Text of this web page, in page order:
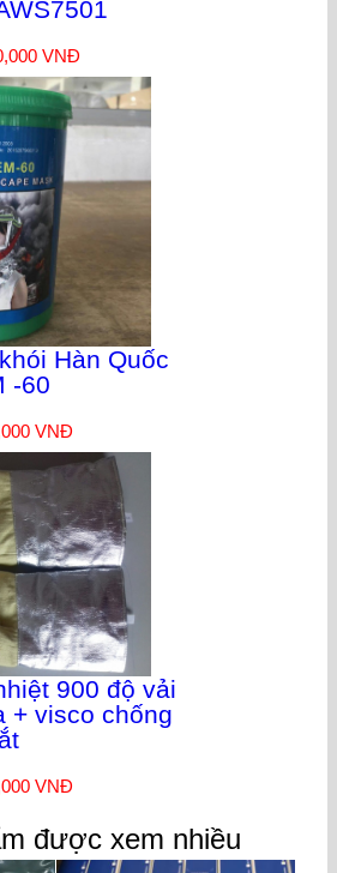
VNĐ
Hàn Quốc
-60
VNĐ
900 độ vải
+ visco chống
VNĐ
được xem nhiều